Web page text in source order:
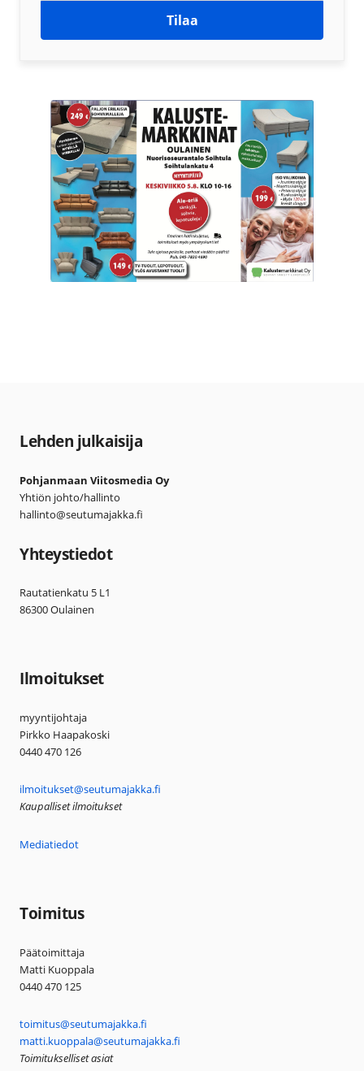
Tilaa
Lehden julkaisija
Pohjanmaan Viitosmedia Oy
Yhtiön johto/hallinto
hallinto@seutumajakka.fi
Yhteystiedot
Rautatienkatu 5 L1
86300 Oulainen
Ilmoitukset
myyntijohtaja
Pirkko Haapakoski
0440 470 126
ilmoitukset@seutumajakka.fi
Kaupalliset ilmoitukset
Mediatiedot
Toimitus
Päätoimittaja
Matti Kuoppala
0440 470 125
toimitus@seutumajakka.fi
matti.kuoppala@seutumajakka.fi
Toimitukselliset asiat